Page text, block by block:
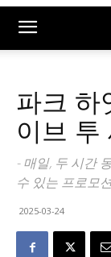
파크 하
이브 투
- 매일, 두 시간
수 있는 프로모
2025-03-24